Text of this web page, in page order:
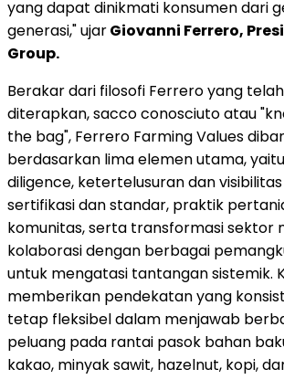
yang dapat dinikmati konsumen dari
generasi," ujarGiovanni Ferrero,
Group.
Berakar dari filosofi Ferrero yang
diterapkan, sacco conosciuto atau
the bag", Ferrero Farming Values
berdasarkan lima elemen utama,
diligence, ketertelusuran dan
sertifikasi dan standar, praktik
komunitas, serta transformasi sektor
kolaborasi dengan berbagai
untuk mengatasi tantangan sistemik.
memberikan pendekatan yang
tetap fleksibel dalam menjawab
peluang pada rantai pasok bahan
kakao, minyak sawit, hazelnut, kopi,